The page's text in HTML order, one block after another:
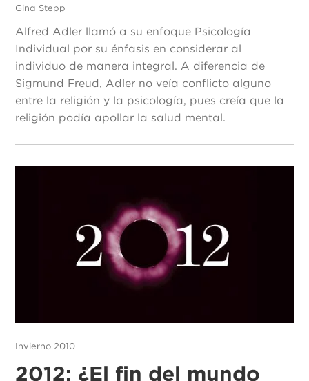
Gina Stepp
Alfred Adler llamó a su enfoque Psicología
Individual por su énfasis en considerar al
individuo de manera integral. A diferencia de
Sigmund Freud, Adler no veía conflicto alguno
entre la religión y la psicología, pues creía que la
religión podía apollar la salud mental.
Invierno 2010
2012: ¿El fin del mundo